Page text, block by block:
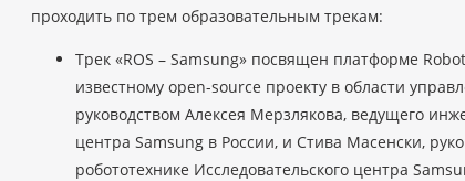
проходить по трем образовательным трекам:
Трек «ROS – Samsung» посвящен платформе
известному open-source проекту в области
руководством Алексея Мерзлякова, ведущего
центра Samsung в России, и Стива Масенски,
робототехнике Исследовательского центра